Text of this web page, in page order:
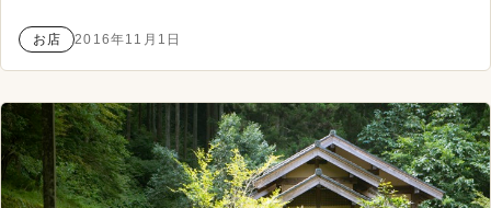
お店 2016年11月1日